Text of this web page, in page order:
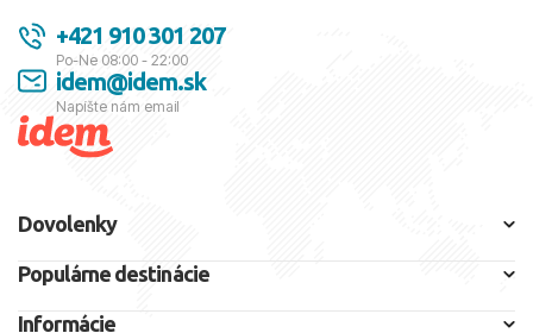
+421 910 301 207
Po-Ne 08:00 - 22:00
idem@idem.sk
Napíšte nám email
Dovolenky
Populárne destinácie
Informácie